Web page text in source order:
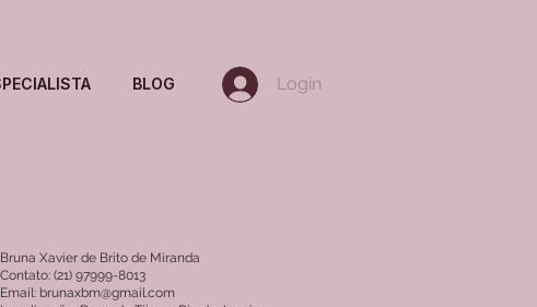
BLOG Login
Bruna Xavier de Brito de Miranda
Contato: (21) 97999-8013
Email: brunaxbm@gmail.com